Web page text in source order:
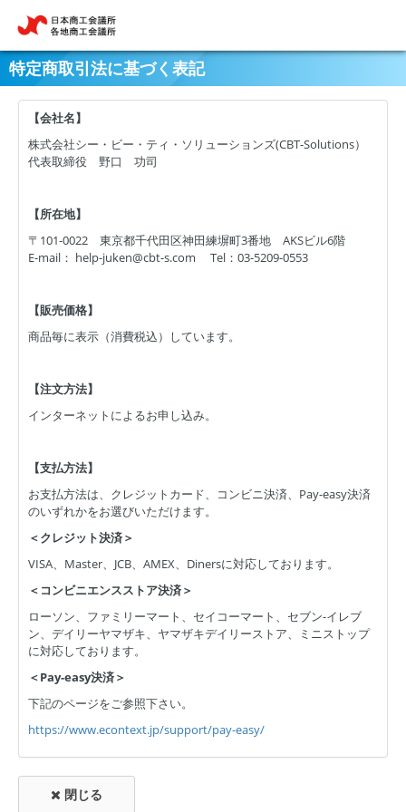
特定商取引法に基づく表記
【会社名】
株式会社シー・ビー・ティ・ソリューションズ(CBT-Solutions）
代表取締役 野口 功司
【所在地】
〒101-0022 東京都千代田区神田練塀町3番地 AKSビル6階
E-mail： help-juken@cbt-s.com Tel：03-5209-0553
【販売価格】
商品毎に表示（消費税込）しています。
【注文方法】
インターネットによるお申し込み。
【支払方法】
お支払方法は、クレジットカード、コンビニ決済、Pay-easy決済
のいずれかをお選びいただけます。
＜クレジット決済＞
VISA、Master、JCB、AMEX、Dinersに対応しております。
＜コンビニエンスストア決済＞
ローソン、ファミリーマート、セイコーマート、セブン-イレブ
ン、デイリーヤマザキ、ヤマザキデイリーストア、ミニストップ
に対応しております。
＜Pay-easy決済＞
下記のページをご参照下さい。
https://www.econtext.jp/support/pay-easy/
閉じる